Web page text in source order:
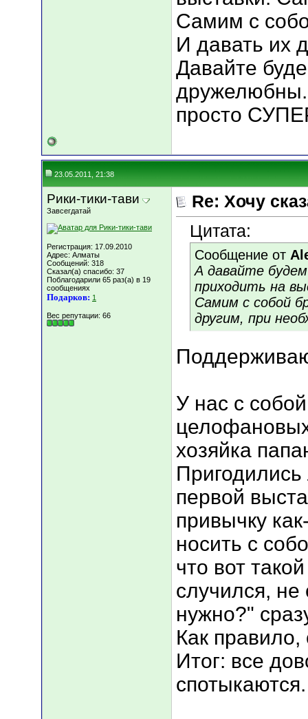
Самим с
И давать их
Давайте
дружелюбны.
просто
23.05.2011, 21:38
Рики-тики-тави
Завсегдатай
Регистрация: 17.09.2010
Адрес: Алматы
Сообщений: 318
Сказал(а) спасибо: 37
Поблагодарили 65 раз(а) в 19
сообщениях
Подарков: 1
Вес репутации: 66
Re: Хочу
Цитата:
Сообщение от
А давайте
приходить на
Самим с собой
другим, при
У нас с
хозяйка
первой
привычку
носить с
что вот
случился,
нужно?"
Как
Итог: все
спотыкаются.